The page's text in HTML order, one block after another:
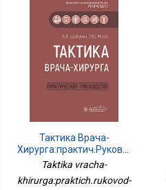
Тактика Врача-
Хирурга:практич.руковод-
Во
Taktika vracha-
khirurga:praktich.rukovod-